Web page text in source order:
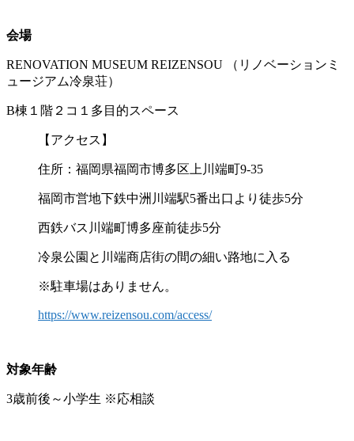
会場
RENOVATION MUSEUM REIZENSOU （リノベーションミ
ュージアム冷泉荘）
B棟１階２コ１多目的スペース
【アクセス】
住所：福岡県福岡市博多区上川端町9-35
福岡市営地下鉄中洲川端駅5番出口より徒歩5分
西鉄バス川端町博多座前徒歩5分
冷泉公園と川端商店街の間の細い路地に入る
※駐車場はありません。
https://www.reizensou.com/access/
対象年齢
3歳前後～小学生 ※応相談